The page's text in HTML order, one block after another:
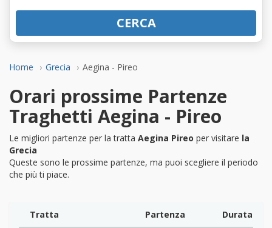
Home Grecia Aegina - Pireo
CERCA
Orari prossime Partenze
Traghetti Aegina - Pireo
Le migliori partenze per la tratta Aegina Pireo per visitare la
Grecia
Queste sono le prossime partenze, ma puoi scegliere il periodo
che più ti piace.
Tratta Partenza
Durata